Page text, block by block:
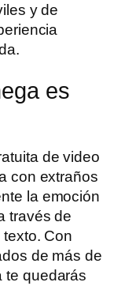
y de
es
de video
con extraños
la emoción
través de
Con
de más de
te quedarás